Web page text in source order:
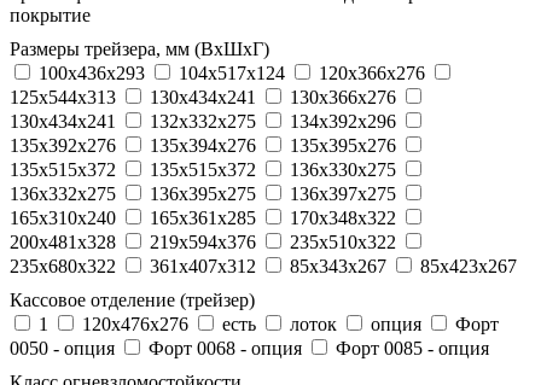
покрытие
Размеры трейзера, мм (ВхШхГ)
100x436x293
104х517х124
120x366x276
125x544x313
130x434x241
130х366х276
130х434х241
132x332x275
134x392x296
135x392x276
135x394x276
135x395x276
135x515x372
135х515х372
136x330x275
136x332x275
136x395x275
136x397x275
165x310x240
165x361x285
170x348x322
200x481x328
219x594x376
235x510x322
235x680x322
361x407x312 85x343x267
85x423x267
Кассовое отделение (трейзер)
1
120х476х276 есть лоток опция
Форт
0050 - опция
Форт 0068 - опция
Форт 0085 - опция